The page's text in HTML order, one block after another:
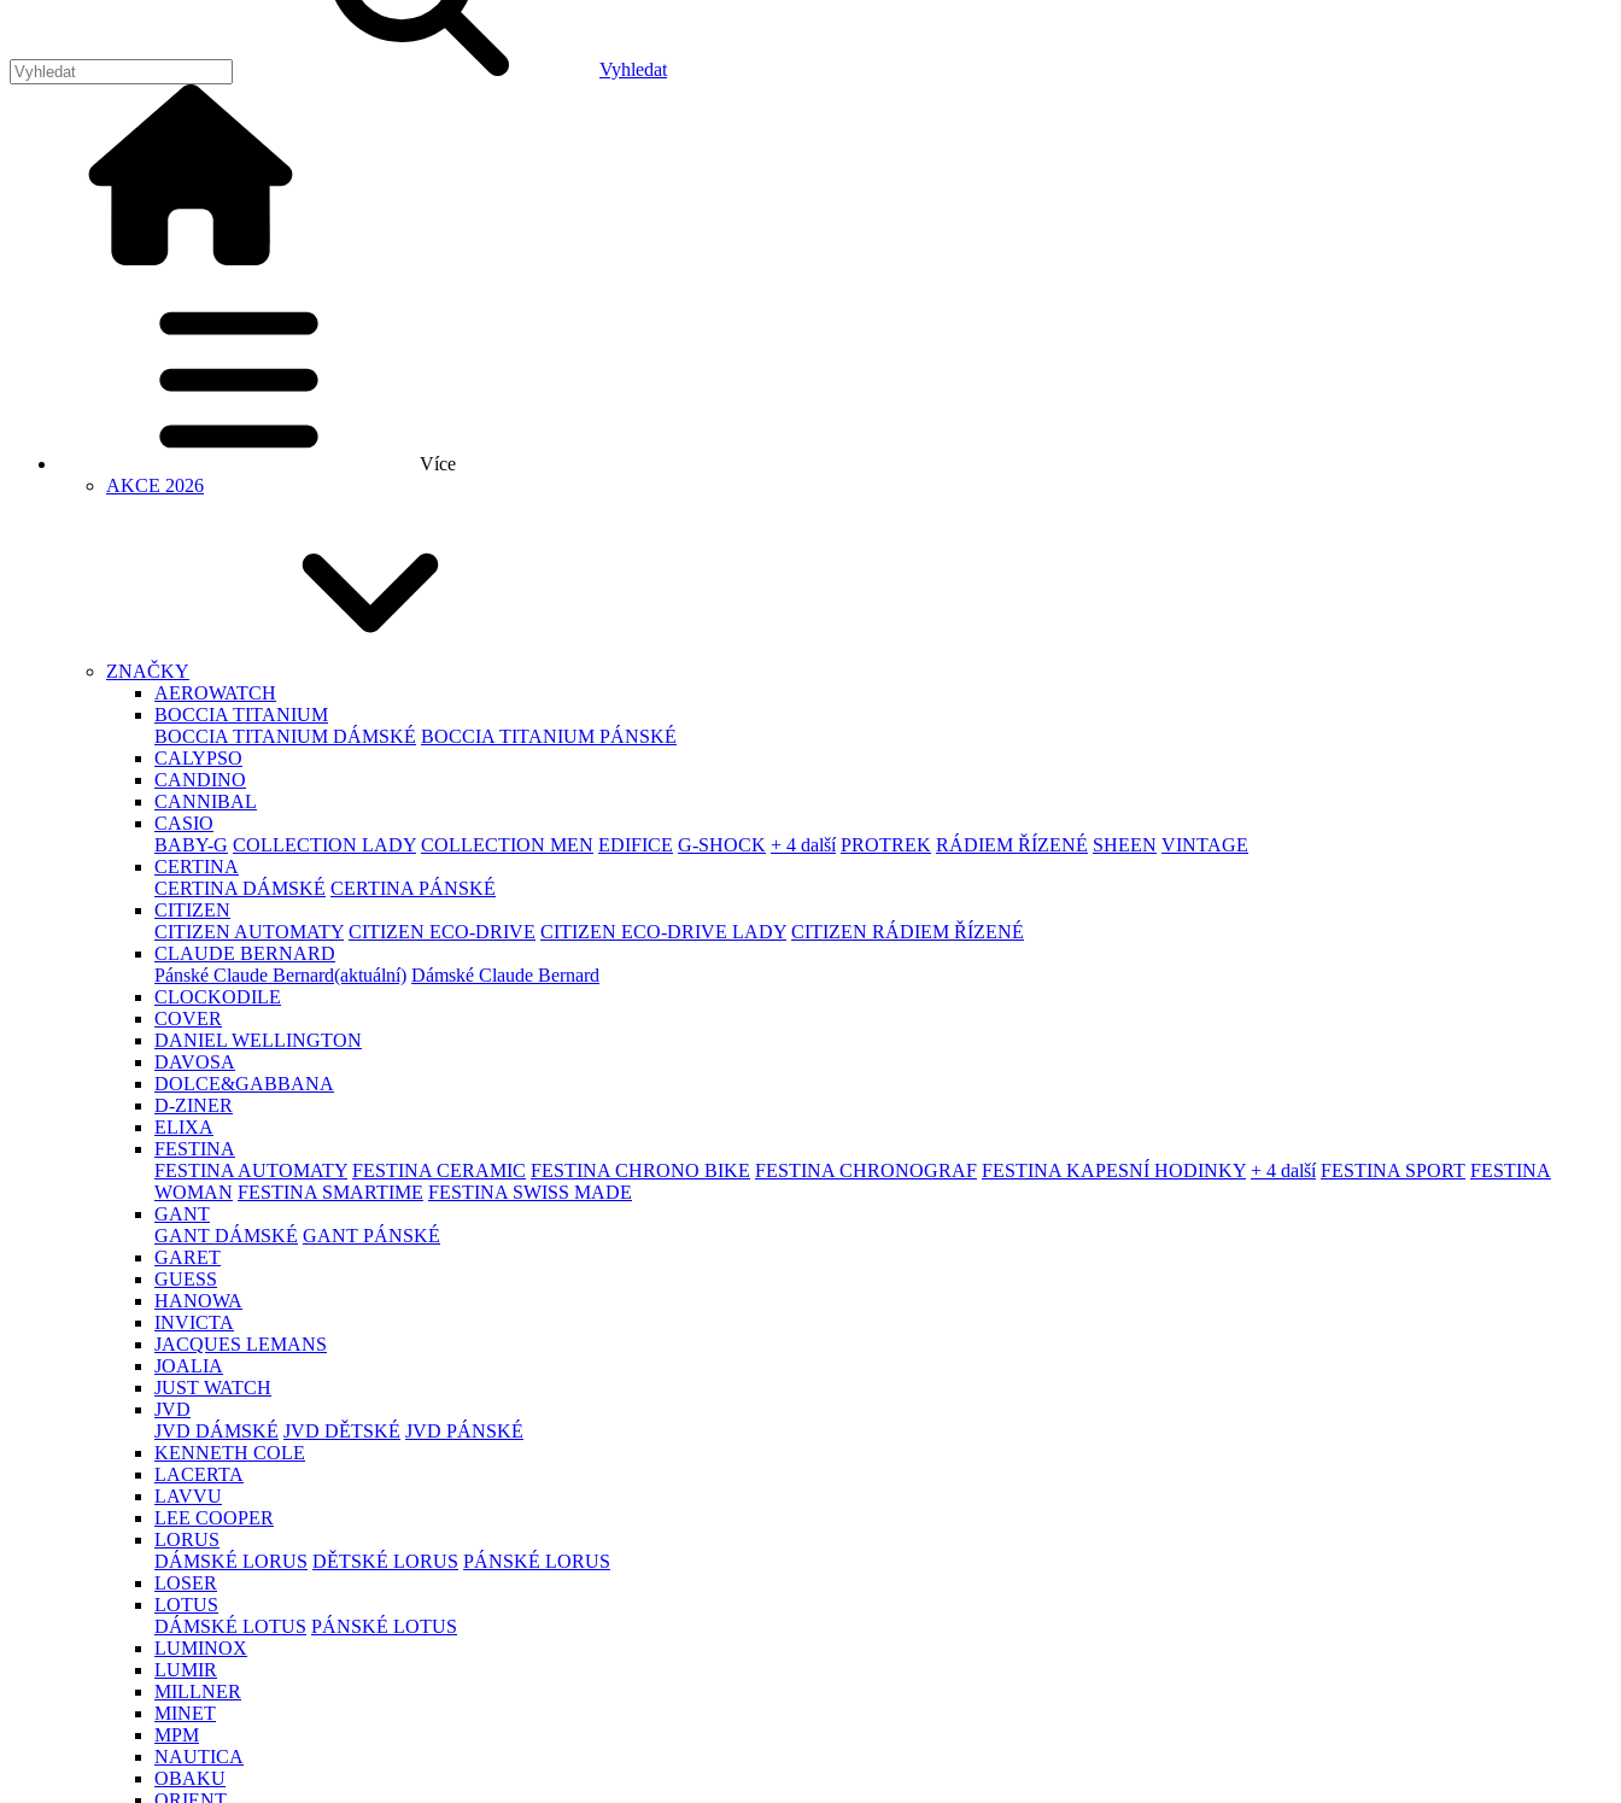
Vyhledat
Více
AKCE 2026
ZNAČKY
AEROWATCH
BOCCIA TITANIUM
BOCCIA TITANIUM DÁMSKÉ BOCCIA TITANIUM PÁNSKÉ
CALYPSO
CANDINO
CANNIBAL
CASIO
BABY-G COLLECTION LADY COLLECTION MEN EDIFICE G-SHOCK + 4 další PROTREK RÁDIEM ŘÍZENÉ SHEEN VINTAGE
CERTINA
CERTINA DÁMSKÉ CERTINA PÁNSKÉ
CITIZEN
CITIZEN AUTOMATY CITIZEN ECO-DRIVE CITIZEN ECO-DRIVE LADY CITIZEN RÁDIEM ŘÍZENÉ
CLAUDE BERNARD
Pánské Claude Bernard(aktuální) Dámské Claude Bernard
CLOCKODILE
COVER
DANIEL WELLINGTON
DAVOSA
DOLCE&GABBANA
D-ZINER
ELIXA
FESTINA
FESTINA AUTOMATY FESTINA CERAMIC FESTINA CHRONO BIKE FESTINA CHRONOGRAF FESTINA KAPESNÍ HODINKY + 4 další FESTINA SPORT FESTINA
WOMAN FESTINA SMARTIME FESTINA SWISS MADE
GANT
GANT DÁMSKÉ GANT PÁNSKÉ
GARET
GUESS
HANOWA
INVICTA
JACQUES LEMANS
JOALIA
JUST WATCH
JVD
JVD DÁMSKÉ JVD DĚTSKÉ JVD PÁNSKÉ
KENNETH COLE
LACERTA
LAVVU
LEE COOPER
LORUS
DÁMSKÉ LORUS DĚTSKÉ LORUS PÁNSKÉ LORUS
LOSER
LOTUS
DÁMSKÉ LOTUS PÁNSKÉ LOTUS
LUMINOX
LUMIR
MILLNER
MINET
MPM
NAUTICA
OBAKU